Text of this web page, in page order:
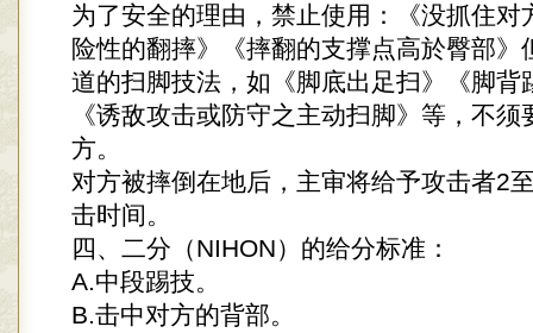
为了安全的理由，禁止使用：《没抓住对
险性的翻摔》《摔翻的支撑点高於臀部》
道的扫脚技法，如《脚底出足扫》《脚背
《诱敌攻击或防守之主动扫脚》等，不须
方。
对方被摔倒在地后，主审将给予攻击者2
击时间。
四、二分（NIHON）的给分标准：
A.中段踢技。
B.击中对方的背部。